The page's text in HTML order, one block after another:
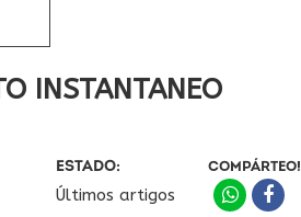
INSTANTANEO
ESTADO:
Últimos artigos
COMPÁRTEO!